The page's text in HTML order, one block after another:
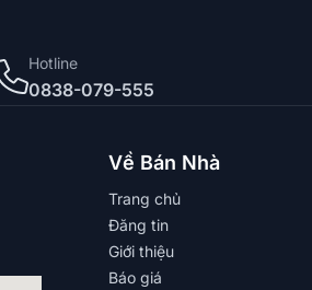
Hotline
0838-079-555
Về Bán Nhà
Trang chủ
Đăng tin
Giới thiệu
Báo giá